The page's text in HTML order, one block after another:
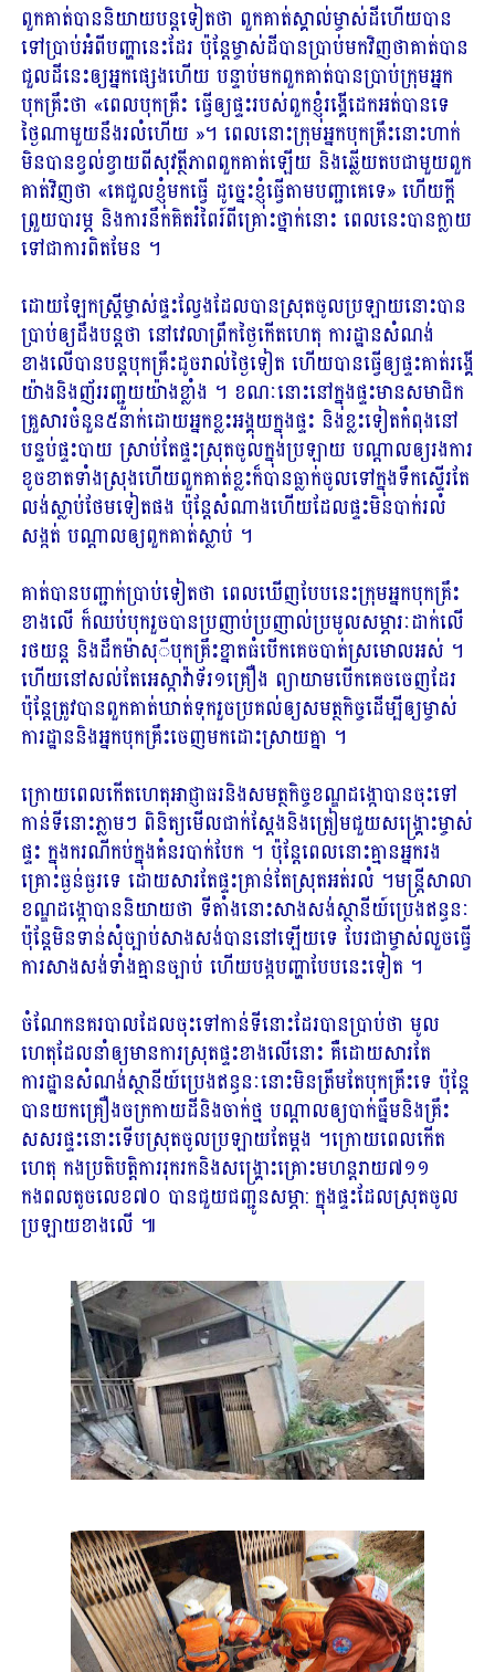
ពួក​គាត់​បាន​និយាយ​បន្ត​ទៀត​ថា ពួក​គាត់​ស្គាល់​ម្ចាស់​ដី​ហើយ​បាន​
ទៅ​ប្រាប់​អំពី​បញ្ហា​នេះ​ដែរ ប៉ុន្តែ​ម្ចាស់​ដី​បាន​ប្រាប់​មក​វិញ​ថា​គាត់​បាន​
ជួល​ដី​នេះ​ឲ្យ​អ្នក​ផ្សេង​ហើយ បន្ទាប់​មក​ពួក​គាត់​បាន​ប្រាប់​ក្រុម​អ្នក​
បុក​គ្រឹះ​ថា «​ពេល​បុក​គ្រឹះ ធ្វើ​ឲ្យ​ផ្ទះ​របស់​ពួក​ខ្ញុំ​រង្គើ​ដេក​អត់​បាន​ទេ
ថ្ងៃ​ណាមួយ​នឹងរ​លំហើយ »​។ ពេល​នោះ​ក្រុម​អ្នក​បុក​គ្រឹះ​នោះ​ហាក់​
មិន​បាន​ខ្វល់ខ្វាយ​ពី​សុ​វ​ត្ថី​ភាព​ពួក​គាត់​ឡើយ និង​ឆ្លើយ​តប​ជាមួយ​ពួក​
គាត់​វិញ​ថា «​គេ​ជួល​ខ្ញុំ​មក​ធ្វើ ដូច្នេះ​ខ្ញុំ​ធ្វើ​តាម​បញ្ជា​គេ​ទេ​» ហើយ​ក្ដី​
ព្រួយបារម្ភ និង​ការ​នឹកគិត​រំ​ពៃរ៍​ពី​គ្រោះថ្នាក់​នោះ ពេល​នេះ​បាន​ក្លាយ
ទៅជា​ការ​ពិតមែន ។
ដោយឡែក​ស្ត្រី​ម្ចាស់​ផ្ទះល្វែង​ដែល​បាន​ស្រុត​ចូល​ប្រឡាយ​នោះ​បាន​
ប្រាប់​ឲ្យ​ដឹង​បន្ត​ថា នៅ​វេលា​ព្រឹក​ថ្ងៃ​កើតហេតុ​ ការដ្ឋាន​សំណង់​
ខាងលើ​បាន​បន្ត​បុក​គ្រឹះ​ដូច​រាល់ថ្ងៃ​ទៀត ហើយ​បាន​ធ្វើ​ឲ្យ​ផ្ទះ​គាត់​រង្គើ​
យ៉ាង​និង​ញ័រ​រញ្ជួយ​យ៉ាង​ខ្លាំង ។ ខណៈនោះ​នៅ​ក្នុងផ្ទះ​មាន​សមាជិក
គ្រួសារ​ចំនួន​៥​នាក់​ដោយ​អ្នកខ្លះ​អង្គុយ​ក្នុងផ្ទះ និង​ខ្លះ​ទៀត​កំពុង​នៅ​
បន្ទប់​ផ្ទះបាយ ស្រាប់តែ​ផ្ទះ​ស្រុត​ចូល​ក្នុង​ប្រឡាយ បណ្ដាល​ឲ្យ​រង​ការ​
ខូចខាត​ទាំងស្រុង​ហើយ​ពួក​គាត់​ខ្លះ​ក៏​បាន​ធ្លាក់​ចូល​ទៅ​ក្នុង​ទឹក​ស្ទើរតែ​
លង់​ស្លាប់​ថែម​ទៀត​ផង ប៉ុន្តែ​សំណាង​ហើយ​ដែល​ផ្ទះ​មិន​បាក់​រលំ​
សង្កត់ បណ្ដាល​ឲ្យ​ពួក​គាត់​ស្លាប់ ។
គាត់​បាន​បញ្ជាក់​ប្រាប់​ទៀត​ថា ពេល​ឃើញ​បែប​នេះ​ក្រុម​អ្នក​បុក​គ្រឹះ​
ខាងលើ ក៏​ឈប់​បុក​រួច​បាន​ប្រញាប់ប្រញាល់​ប្រមូល​សម្ភារៈ​ដាក់​លើ​
រថយន្ត និង​ដឹក​ម៉ា​សុ​ី​បុក​គ្រឹះ​ខ្នាត​ធំ​បើក​គេច​បាត់​ស្រមោល​អស់ ។
ហើយ​នៅ​សល់​តែ​អេ​ស្កា​វ៉ា​ទ័​រ​១​គ្រឿង ព្យាយាម​បើក​គេច​ចេញ​ដែរ
ប៉ុន្តែ​ត្រូវ​បាន​ពួក​គាត់​ឃាត់​ទុក​រួច​ប្រគល់​ឲ្យ​សមត្ថកិច្ច​ដើម្បី​ឲ្យ​ម្ចាស់​
ការដ្ឋាន​និង​អ្នក​បុក​គ្រឹះ​ចេញ​មក​ដោះស្រាយ​គ្នា ។
ក្រោយ​ពេល​កើតហេតុ​អាជ្ញាធរ​និង​សមត្ថកិច្ច​ខណ្ឌដង្កោ​បាន​ចុះ​ទៅ​
កាន់​ទីនោះ​ភ្លាម​ៗ ពិនិត្យ​មើល​ជាក់ស្ដែង​និង​ត្រៀម​ជួយ​សង្គ្រោះ​ម្ចាស់
ផ្ទះ ក្នុង​ករណី​កប់​ក្នុង​គំនរ​បាក់បែក ។ ប៉ុន្តែ​ពេល​នោះ​គ្មាន​អ្នក​រង​
គ្រោះ​ធ្ងន់ធ្ងរ​ទេ ដោយសារ​តែ​ផ្ទះ​គ្រាន់តែ​ស្រុត​អត់​រលំ ។មន្ត្រី​សាលា​
ខណ្ឌដង្កោ​បាន​និយាយ​ថា ទីតាំង​នោះ​សាងសង់​ស្ថានីយ៍​ប្រេងឥន្ធនៈ
ប៉ុន្តែ​មិន​ទាន់​សុំ​ច្បាប់​សាងសង់​បាន​នៅឡើយ​ទេ បែរជា​ម្ចាស់​លួច​ធ្វើ
ការ​សាងសង់​ទាំង​គ្មាន​ច្បាប់ ហើយ​បង្ក​បញ្ហា​បែប​នេះ​ទៀត ។
ចំណែក​នគរបាល​ដែល​ចុះ​ទៅ​កាន់​ទីនោះ​ដែរ​បាន​ប្រាប់​ថា មូល
ហេតុ​ដែល​នាំ​ឲ្យ​មានការ​ស្រុត​ផ្ទះ​ខាងលើ​នោះ គឺ​ដោយសារ​តែ​
ការដ្ឋាន​សំណង់​ស្ថានីយ៍​ប្រេងឥន្ធនៈ​នោះ​មិន​ត្រឹមតែ​បុក​គ្រឹះ​ទេ ប៉ុន្តែ​
បាន​យក​គ្រឿងចក្រកាយ​ដី​និង​ចាក់​ថ្ម បណ្តាល​ឲ្យ​បាក់​ធ្នឹម​និង​គ្រឹះ​
សសរផ្ទះ​នោះ​ទើប​ស្រុត​ចូល​ប្រឡាយ​តែ​ម្ដង ។ក្រោយពេលកើត
ហេតុ កង​ប្រតិបត្តិការ​រុករក​និង​សង្គ្រោះ​គ្រោះ​មហន្តរាយ​៧១១
កងពលតូច​លេខ​៧០ បាន​ជួយ​ជញ្ជូន​សម្ភា​: ក្នុងផ្ទះ​ដែល​ស្រុត​ចូល​
ប្រឡាយ​ខាងលើ ៕